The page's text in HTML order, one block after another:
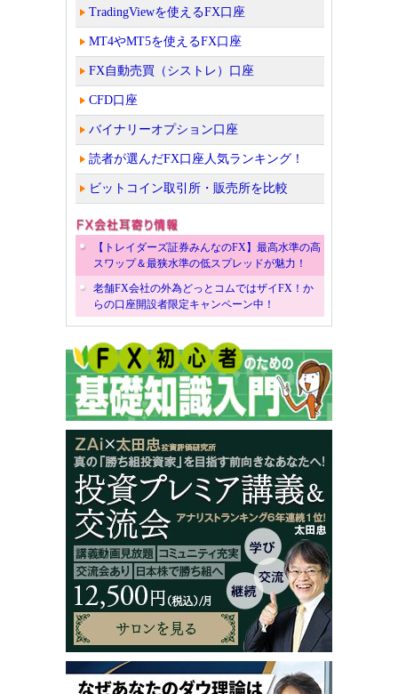
TradingViewを使えるFX口座
MT4やMT5を使えるFX口座
FX自動売買（シストレ）口座
CFD口座
バイナリーオプション口座
読者が選んだFX口座人気ランキング！
ビットコイン取引所・販売所を比較
【トレイダーズ証券みんなのFX】最高水準の高
スワップ＆最狭水準の低スプレッドが魅力！
老舗FX会社の外為どっとコムではザイFX！か
らの口座開設者限定キャンペーン中！